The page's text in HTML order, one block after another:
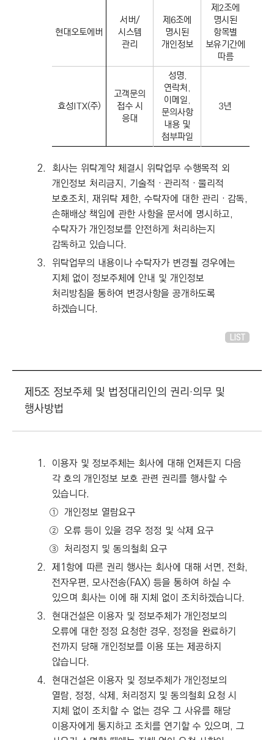
현대오토에버
서버/
시스템
관리
제6조에
명시된
개인정보
제2조에
명시된
항목별
보유기간에
따름
효성ITX(주)
고객문의
접수 시
응대
성명,
연락처,
이메일,
문의사항
내용 및
첨부파일
3년
2. 회사는 위탁계약 체결시 위탁업무 수행목적 외
개인정보 처리금지, 기술적‧관리적‧물리적
보호조치, 재위탁 제한, 수탁자에 대한 관리‧감독,
손해배상 책임에 관한 사항을 문서에 명시하고,
수탁자가 개인정보를 안전하게 처리하는지
감독하고 있습니다.
3. 위탁업무의 내용이나 수탁자가 변경될 경우에는
지체 없이 정보주체에 안내 및 개인정보
처리방침을 통하여 변경사항을 공개하도록
하겠습니다.
LIST
제5조 정보주체 및 법정대리인의 권리·의무 및
행사방법
1. 이용자 및 정보주체는 회사에 대해 언제든지 다음
각 호의 개인정보 보호 관련 권리를 행사할 수
있습니다.
① 개인정보 열람요구
② 오류 등이 있을 경우 정정 및 삭제 요구
③ 처리정지 및 동의철회 요구
2. 제1항에 따른 권리 행사는 회사에 대해 서면, 전화,
전자우편, 모사전송(FAX) 등을 통하여 하실 수
있으며 회사는 이에 해 지체 없이 조치하겠습니다.
3. 현대건설은 이용자 및 정보주체가 개인정보의
오류에 대한 정정 요청한 경우, 정정을 완료하기
전까지 당해 개인정보를 이용 또는 제공하지
않습니다.
4. 현대건설은 이용자 및 정보주체가 개인정보의
열람, 정정, 삭제, 처리정지 및 동의철회 요청 시
지체 없이 조치할 수 없는 경우 그 사유를 해당
이용자에게 통지하고 조치를 연기할 수 있으며, 그